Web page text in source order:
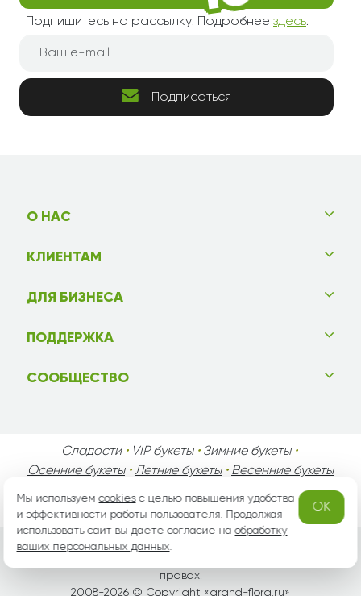
Подпишитесь на рассылку! Подробнее здесь.
Подписаться
О НАС
КЛИЕНТАМ
ДЛЯ БИЗНЕСА
ПОДДЕРЖКА
СООБЩЕСТВО
Сладости• VIP букеты• Зимние букеты•
Осенние букеты•Летние букеты• Весенние букеты
•
День Мужчин•Праздники!
правах.
2008-2026 © Copyright «grand-flora.ru»
Мы используемcookiesс целью повышения удобства
и эффективности работы пользователя. Продолжая
использовать сайт вы даете согласие наобработку
ваших персональных данных.
OK